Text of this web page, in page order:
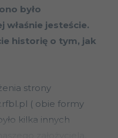
było
jesteście.
historię o tym, jak
strony
( obie formy
kilka innych